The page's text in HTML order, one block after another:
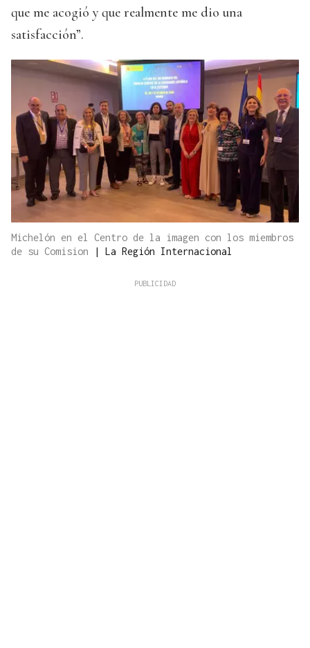
que me acogió y que realmente me dio una
satisfacción”.
Michelón en el Centro de la imagen con los miembros
de su Comision
| La Región Internacional